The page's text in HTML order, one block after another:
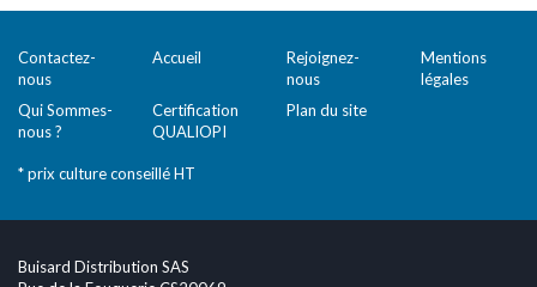
Contactez-
nous
Accueil
Rejoignez-
nous
Mentions
légales
Qui Sommes-
nous ?
Certification
QUALIOPI
Plan du site
* prix culture conseillé HT
Buisard Distribution SAS